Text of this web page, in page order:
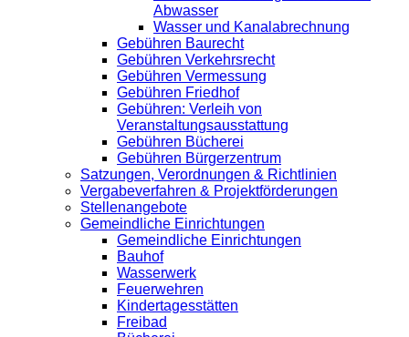
Abwasser
Wasser und Kanalabrechnung
Gebühren Baurecht
Gebühren Verkehrsrecht
Gebühren Vermessung
Gebühren Friedhof
Gebühren: Verleih von
Veranstaltungsausstattung
Gebühren Bücherei
Gebühren Bürgerzentrum
Satzungen, Verordnungen & Richtlinien
Vergabeverfahren & Projektförderungen
Stellenangebote
Gemeindliche Einrichtungen
Gemeindliche Einrichtungen
Bauhof
Wasserwerk
Feuerwehren
Kindertagesstätten
Freibad